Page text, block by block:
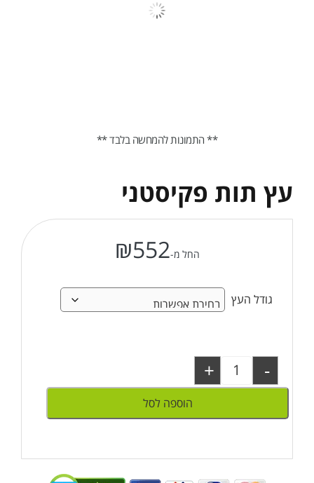
עץ תות פקיסטני
החל מ- ₪552
גודל העץ
-
+
הוספה לסל
** התמונות להמחשה בלבד **